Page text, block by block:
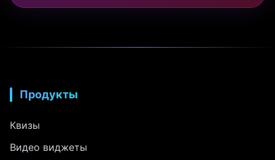
Продукты
Квизы
Видео виджеты